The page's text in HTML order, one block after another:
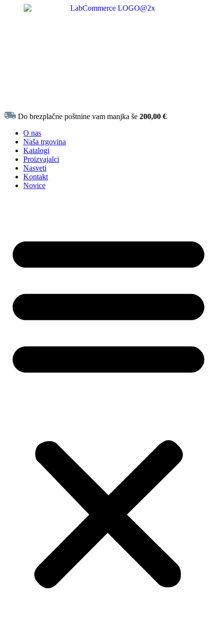
Do brezplačne poštnine vam manjka še200,00€
O nas
Naša trgovina
Katalogi
Proizvajalci
Nasveti
Kontakt
Novice